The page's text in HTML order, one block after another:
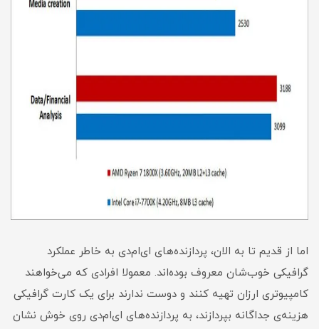
اما از قدیم تا به الان، پردازنده‌های ای‌ام‌دی به خاطر عملکرد
گرافیکی خوب‌شان معروف بوده‌اند. معمولا افرادی که می‌خواهند
کامپیوتری ارزان تهیه کنند و دوست ندارند برای یک کارت گرافیکی
هزینه‌ی جداگانه بپردازند، به پردازنده‌های ای‌ام‌دی روی خوش نشان